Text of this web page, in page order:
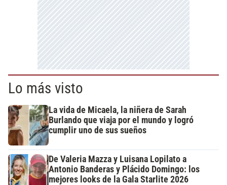
Lo más visto
La vida de Micaela, la niñera de Sarah
Burlando que viaja por el mundo y logró
cumplir uno de sus sueños
De Valeria Mazza y Luisana Lopilato a
Antonio Banderas y Plácido Domingo: los
mejores looks de la Gala Starlite 2026